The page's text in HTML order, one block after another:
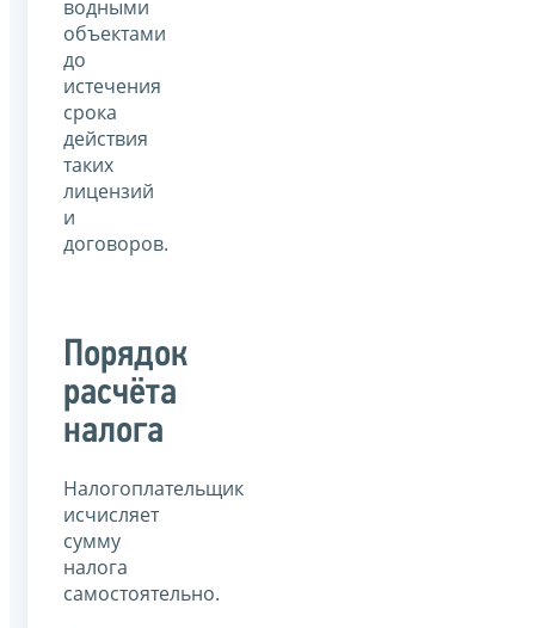
водными
объектами
до
истечения
срока
действия
таких
лицензий
и
договоров.
Порядок
расчёта
налога
Налогоплательщик
исчисляет
сумму
налога
самостоятельно.